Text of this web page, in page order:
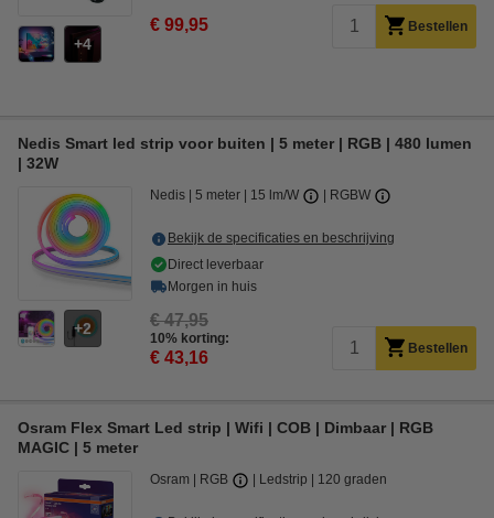
4
€ 99,95 Bestellen
Nedis Smart led strip voor buiten | 5 meter | RGB | 480 lumen
| 32W
2
Nedis 5 meter 15 lm/W RGBW
Bekijk de specificaties en beschrijving
Direct leverbaar
Morgen in huis
€ 47,95
10% korting:
€ 43,16 Bestellen
Osram Flex Smart Led strip | Wifi | COB | Dimbaar | RGB
MAGIC | 5 meter
Osram RGB Ledstrip 120 graden